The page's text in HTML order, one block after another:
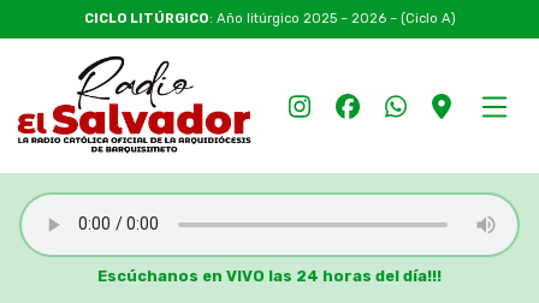
CICLO LITÚRGICO: Año litúrgico 2025 – 2026 – (Ciclo A)
Escúchanos en VIVO las 24 horas del día!!!